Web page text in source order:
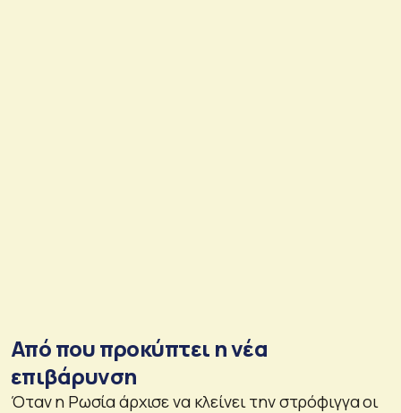
Από που προκύπτει η νέα
επιβάρυνση
Όταν η Ρωσία άρχισε να κλείνει την στρόφιγγα οι